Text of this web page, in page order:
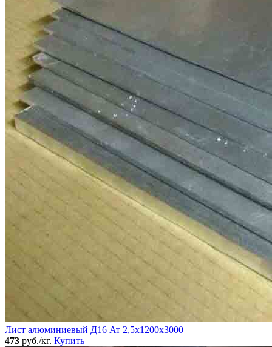
Лист алюминиевый Д16 Ат 2,5х1200х3000
473 руб./кг. Купить